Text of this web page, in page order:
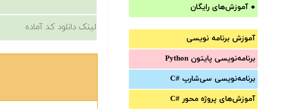
● آموزش‌های رایگان
آموزش برنامه نویسی
برنامه‌نویسی پایتون Python
برنامه‌‌نویسی سی‌شارپ C#‎
آموزش‌های پروژه محور #C
لینک دانلود کد آماده